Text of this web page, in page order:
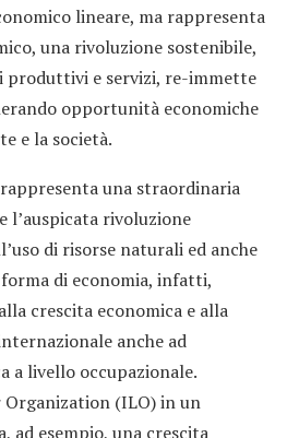
lineare, ma rappresenta
una rivoluzione sostenibile,
produttivi e servizi, re-immette
opportunità economiche
e la società.
rappresenta una straordinaria
l’auspicata rivoluzione
di risorse naturali ed anche
di economia, infatti,
crescita economica e alla
anche ad
a livello occupazionale.
(ILO) in un
ad esempio, una crescita